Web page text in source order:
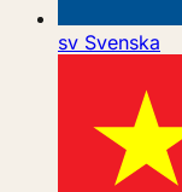
sv Svenska